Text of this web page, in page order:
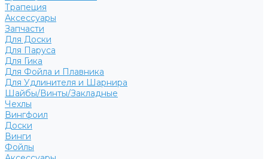
Трапеция
Аксессуары
Запчасти
Для Доски
Для Паруса
Для Гика
Для Фойла и Плавника
Для Удлинителя и Шарнира
Шайбы/Винты/Закладные
Чехлы
Вингфоил
Доски
Винги
Фойлы